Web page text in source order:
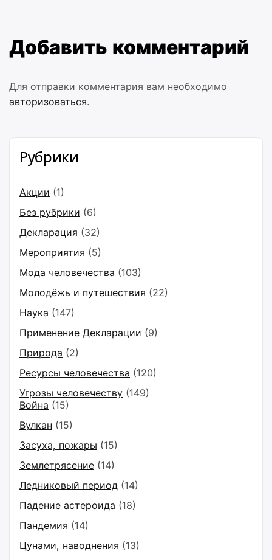
Рубрики
Акции (1)
Без рубрики (6)
Декларация (32)
Мероприятия (5)
Мода человечества (103)
Молодёжь и путешествия (22)
Наука (147)
Применение Декларации (9)
Природа (2)
Ресурсы человечества (120)
Угрозы человечеству (149)
Война (15)
Вулкан (15)
Засуха, пожары (15)
Землетрясение (14)
Ледниковый период (14)
Падение астероида (18)
Пандемия (14)
Цунами, наводнения (13)
Добавить комментарий
Для отправки комментария вам необходимо
авторизоваться.